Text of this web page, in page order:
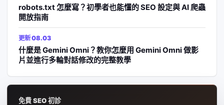
robots.txt 怎麼寫？初學者也能懂的 SEO 設定與 AI 爬蟲
開放指南
更新 08.03
什麼是 Gemini Omni？教你怎麼用 Gemini Omni 做影
片並進行多輪對話修改的完整教學
免費 SEO 初診